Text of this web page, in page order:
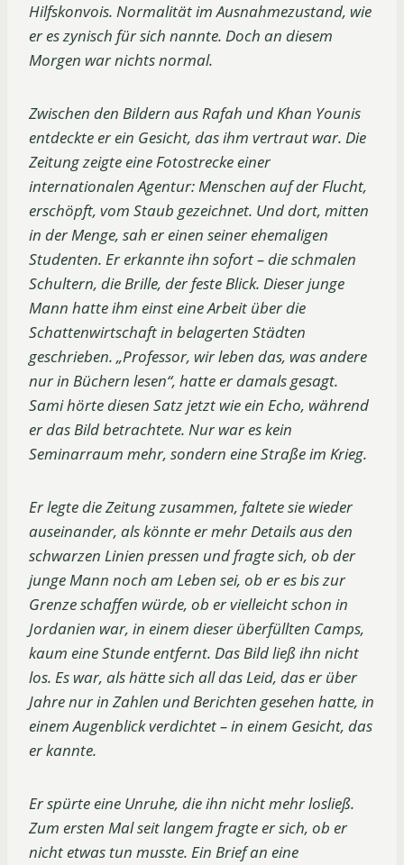
Hilfskonvois. Normalität im Ausnahmezustand, wie
er es zynisch für sich nannte. Doch an diesem
Morgen war nichts normal.
Zwischen den Bildern aus Rafah und Khan Younis
entdeckte er ein Gesicht, das ihm vertraut war. Die
Zeitung zeigte eine Fotostrecke einer
internationalen Agentur: Menschen auf der Flucht,
erschöpft, vom Staub gezeichnet. Und dort, mitten
in der Menge, sah er einen seiner ehemaligen
Studenten. Er erkannte ihn sofort – die schmalen
Schultern, die Brille, der feste Blick. Dieser junge
Mann hatte ihm einst eine Arbeit über die
Schattenwirtschaft in belagerten Städten
geschrieben. „Professor, wir leben das, was andere
nur in Büchern lesen“, hatte er damals gesagt.
Sami hörte diesen Satz jetzt wie ein Echo, während
er das Bild betrachtete. Nur war es kein
Seminarraum mehr, sondern eine Straße im Krieg.
Er legte die Zeitung zusammen, faltete sie wieder
auseinander, als könnte er mehr Details aus den
schwarzen Linien pressen und fragte sich, ob der
junge Mann noch am Leben sei, ob er es bis zur
Grenze schaffen würde, ob er vielleicht schon in
Jordanien war, in einem dieser überfüllten Camps,
kaum eine Stunde entfernt. Das Bild ließ ihn nicht
los. Es war, als hätte sich all das Leid, das er über
Jahre nur in Zahlen und Berichten gesehen hatte, in
einem Augenblick verdichtet – in einem Gesicht, das
er kannte.
Er spürte eine Unruhe, die ihn nicht mehr losließ.
Zum ersten Mal seit langem fragte er sich, ob er
nicht etwas tun musste. Ein Brief an eine